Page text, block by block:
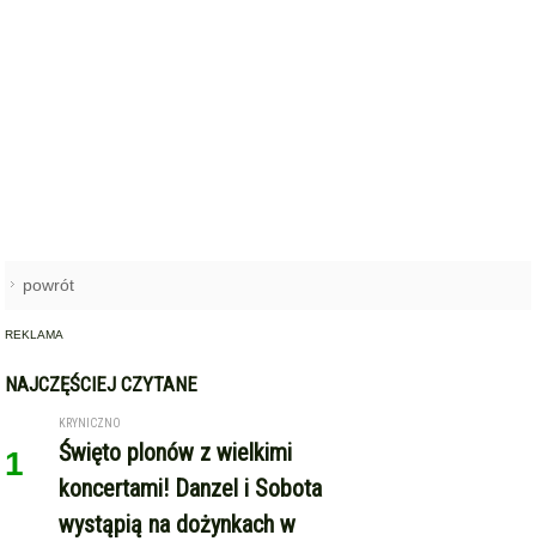
powrót
REKLAMA
NAJCZĘŚCIEJ CZYTANE
1
KRYNICZNO
Święto plonów z wielkimi
koncertami! Danzel i Sobota
wystąpią na dożynkach w